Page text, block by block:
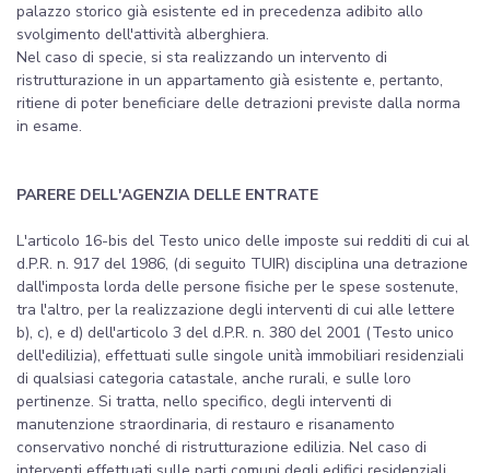
palazzo storico già esistente ed in precedenza adibito allo
svolgimento dell'attività alberghiera.
Nel caso di specie, si sta realizzando un intervento di
ristrutturazione in un appartamento già esistente e, pertanto,
ritiene di poter beneficiare delle detrazioni previste dalla norma
in esame.
PARERE DELL'AGENZIA DELLE ENTRATE
L'articolo 16-bis del Testo unico delle imposte sui redditi di cui al
d.P.R. n. 917 del 1986, (di seguito TUIR) disciplina una detrazione
dall'imposta lorda delle persone fisiche per le spese sostenute,
tra l'altro, per la realizzazione degli interventi di cui alle lettere
b), c), e d) dell'articolo 3 del d.P.R. n. 380 del 2001 (Testo unico
dell'edilizia), effettuati sulle singole unità immobiliari residenziali
di qualsiasi categoria catastale, anche rurali, e sulle loro
pertinenze. Si tratta, nello specifico, degli interventi di
manutenzione straordinaria, di restauro e risanamento
conservativo nonché di ristrutturazione edilizia. Nel caso di